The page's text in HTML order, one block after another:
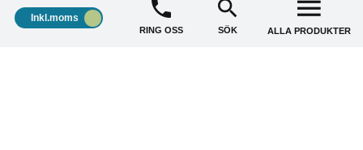
Inkl.moms
RING OSS SÖK ALLA PRODUKTER